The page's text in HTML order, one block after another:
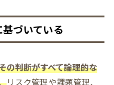
づいている
の判断がすべて論理的な
リスク管理や課題管理、